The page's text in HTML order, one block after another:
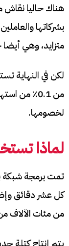
هناك حاليا نقاش
بشركاتها
متزايد، وهي
لكن في النهاية
من 0.1٪ من
لخصومها.
لماذا
تمت برمجة شبكة
كل عشر دقائق
من مئات الآلاف من
يتم إنتاج كتلة